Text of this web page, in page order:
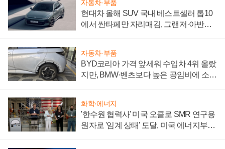
자동차·부품
현대차 올해 SUV 국내 베스트셀러 톱10
에서 싼타페만 자리매김, 그랜저·아반떼
자동차·부품
BYD코리아 가격 앞세워 수입차 4위 올랐
지만, BMW·벤츠보다 높은 공임비에 소비
화학·에너지
'한수원 협력사' 미국 오클로 SMR 연구용
원자로 '임계 상태' 도달, 미국 에너지부